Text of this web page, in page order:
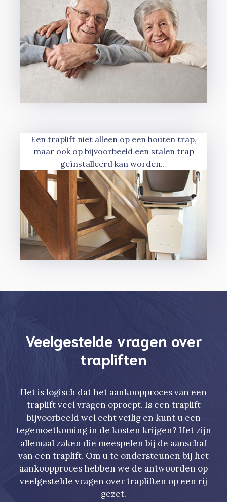
Een traplift niet alleen op een houten trap,
maar ook op bijvoorbeeld een stalen trap
geïnstalleerd kan worden…
Veelgestelde vragen over
trapliften
Het is logisch dat het aankoopproces van een
traplift veel vragen oproept. Is een traplift
bijvoorbeeld wel echt veilig en kunt u een
tegemoetkoming in de kosten krijgen? Het zijn
allemaal zaken die meespelen bij de aanschaf
van een traplift. Om u te ondersteunen bij het
aankoopproces hebben we de antwoorden op
veelgestelde vragen over trapliften op een rij
gezet.